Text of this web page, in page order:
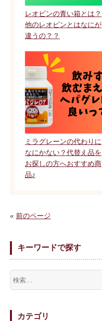
レオピンの青い箱とは？
他のレオピンとはなにが
違うの？？
ミラグレーンの代わりに
なにかない？代替え品を
お探しの方へおすすめ商
品♪
« 前のページ
キーワードで探す
カテゴリ